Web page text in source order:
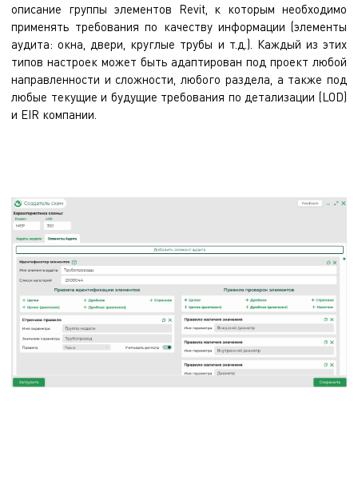
описание группы элементов Revit, к которым необходимо
применять требования по качеству информации (элементы
аудита: окна, двери, круглые трубы и т.д.). Каждый из этих
типов настроек может быть адаптирован под проект любой
направленности и сложности, любого раздела, а также под
любые текущие и будущие требования по детализации (LOD)
и EIR компании.